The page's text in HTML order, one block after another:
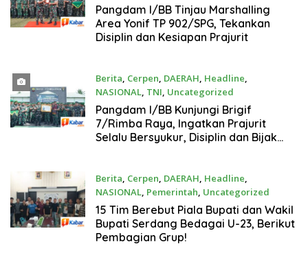
Juli 13, 2026
Pangdam I/BB Tinjau Marshalling
Area Yonif TP 902/SPG, Tekankan
Disiplin dan Kesiapan Prajurit
Berita Cerpen DAERAH Headline
NASIONAL TNI Uncategorized
Juli 13, 2026
Pangdam I/BB Kunjungi Brigif
7/Rimba Raya, Ingatkan Prajurit
Selalu Bersyukur, Disiplin dan Bijak
Berita Cerpen DAERAH Headline
NASIONAL Pemerintah Uncategorized
Juli 13, 2026
15 Tim Berebut Piala Bupati dan Wakil
Bupati Serdang Bedagai U-23, Berikut
Pembagian Grup!